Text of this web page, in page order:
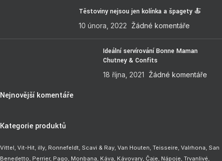
Těstoviny nejsou jen kolínka a špagety 🍝
10 února, 2022 Žádné komentáře
Ideální servírování Bonne Maman
Chutney & Confits
18 října, 2021 Žádné komentáře
Nejnovější komentáře
Kategorie produktů
Vittel, Vit-Hit illy Ronnefeldt Scavi & Ray Van Houten Teisseire Valrhona San
Benedetto Perrier, Pago Monbana Káva Kávovary Čaje Nápoje Trvanlivé